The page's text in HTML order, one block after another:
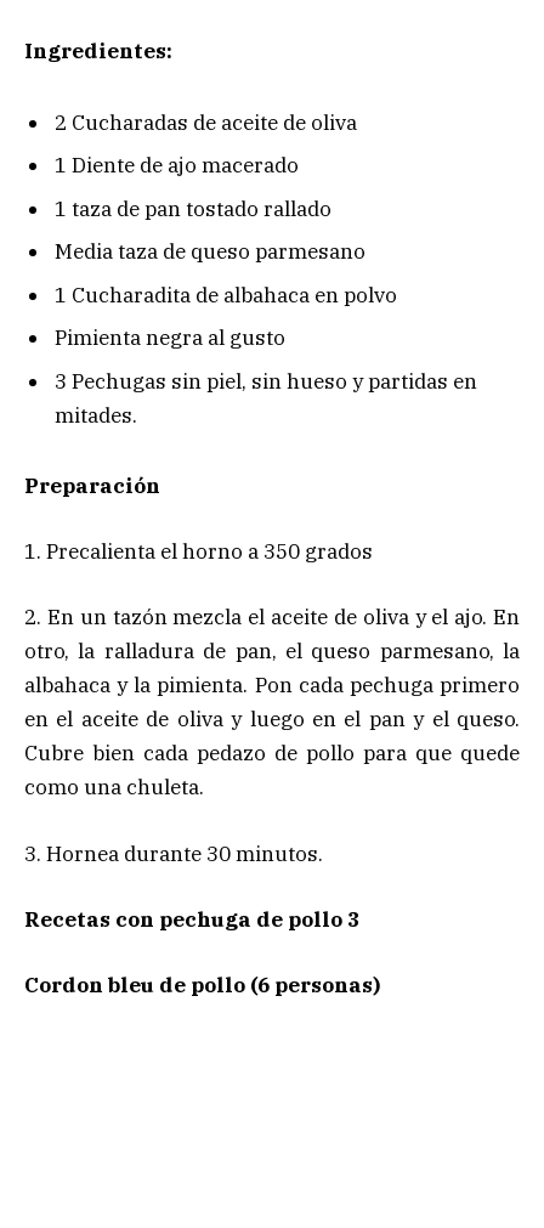
Ingredientes:
2 Cucharadas de aceite de oliva
1 Diente de ajo macerado
1 taza de pan tostado rallado
Media taza de queso parmesano
1 Cucharadita de albahaca en polvo
Pimienta negra al gusto
3 Pechugas sin piel, sin hueso y partidas en
mitades.
Preparación
1. Precalienta el horno a 350 grados
2. En un tazón mezcla el aceite de oliva y el ajo. En
otro, la ralladura de pan, el queso parmesano, la
albahaca y la pimienta. Pon cada pechuga primero
en el aceite de oliva y luego en el pan y el queso.
Cubre bien cada pedazo de pollo para que quede
como una chuleta.
3. Hornea durante 30 minutos.
Recetas con pechuga de pollo 3
Cordon bleu de pollo (6 personas)